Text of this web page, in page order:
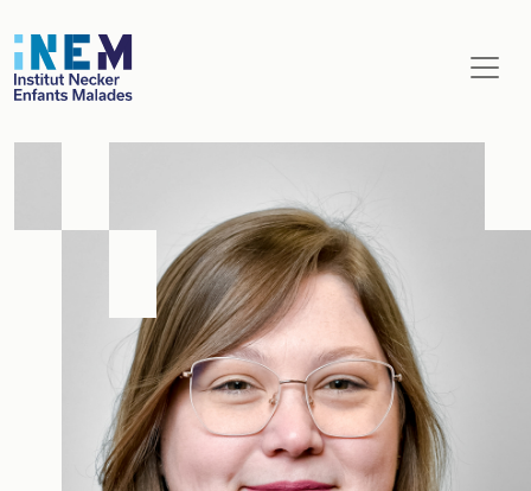
Aller au contenu principal